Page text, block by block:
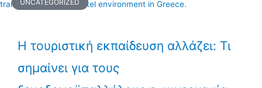
UNCATEGORIZED
Η τουριστική εκπαίδευση αλλάζει: Τι
σημαίνει για τους